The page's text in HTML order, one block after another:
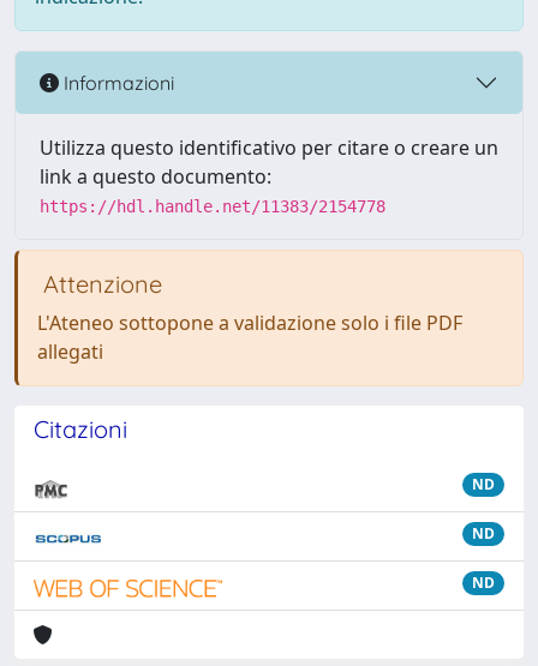
Informazioni
Utilizza questo identificativo per citare o creare un
link a questo documento:
https://hdl.handle.net/11383/2154778
Attenzione
L'Ateneo sottopone a validazione solo i file PDF
allegati
Citazioni
ND
ND
ND